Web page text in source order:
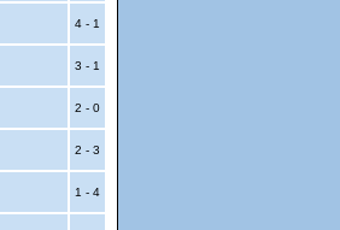
4 - 1
3 - 1
2 - 0
2 - 3
1 - 4